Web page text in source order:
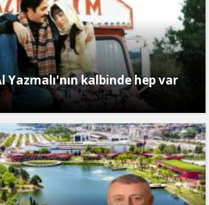
Yazmalı'nın kalbinde hep var